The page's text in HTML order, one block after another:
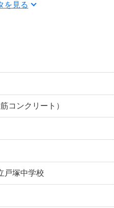
を見る
コンクリート）
戸塚中学校